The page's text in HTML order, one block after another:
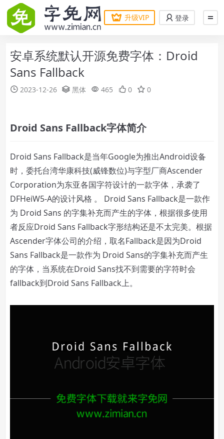
升级VIP 登录
安卓系统默认开源免费字体：Droid
Sans Fallback
2023-12-26 黑体 465 0 0
Droid Sans Fallback字体简介
Droid Sans Fallback是当年Google为推出Android设备
时，委托台湾华康科技(威锋数位)与字型厂商Ascender
Corporation为东亚各国字符设计的一款字体，承袭了
DFHeiW5-A的设计风格 。 Droid Sans Fallback是一款作
为 Droid Sans 的字集补充而产生的字体，根据很多使用
者反应Droid Sans Fallback字形结构还是不太完美。根据
Ascender字体公司的介绍，取名Fallback是因为Droid
Sans Fallback是一款作为 Droid Sans的字集补充而产生
的字体，当系统在Droid Sans找不到需要的字符时会
fallback到Droid Sans Fallback上。